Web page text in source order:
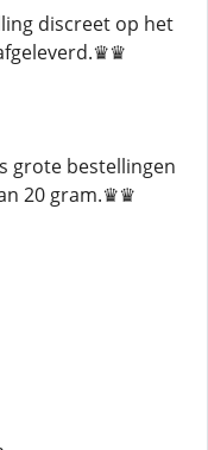
discreet op het
grote bestellingen
20 gram.♛♛